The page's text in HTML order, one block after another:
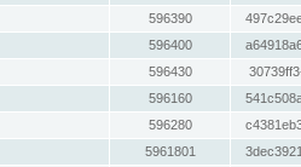
596390
596400
596430
596160
596280
5961801